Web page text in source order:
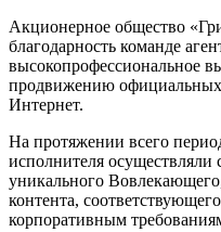
Акционерное общество
благодарность команде
высокопрофессиональное
продвижению
Интернет.
На протяжении всего
исполнителя осуществляли
уникального
контента,
корпоративным